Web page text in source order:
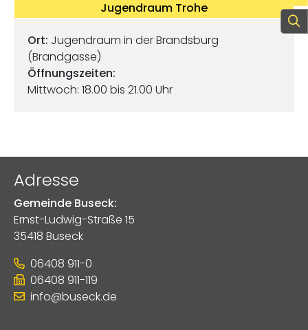
Jugendraum TroheSpringe zu Tab
Ort: Jugendraum in der Brandsburg
(Brandgasse)
Öffnungszeiten:
Mittwoch: 18.00 bis 21.00 Uhr
Adresse
Gemeinde Buseck:
Ernst-Ludwig-Straße 15
35418 Buseck
06408 911-0
06408 911-119
info@buseck.de